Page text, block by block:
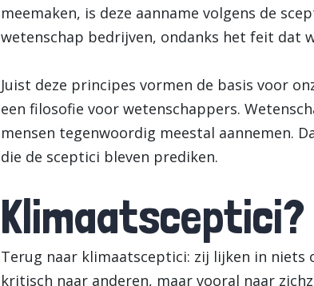
meemaken, is deze aanname volgens de
wetenschap bedrijven, ondanks het feit dat
Juist deze principes vormen de basis voor
een filosofie voor wetenschappers.
mensen tegenwoordig meestal aannemen.
die de sceptici bleven prediken.
Klimaatsceptici?
Terug naar klimaatsceptici: zij lijken in niets
kritisch naar anderen, maar vooral naar